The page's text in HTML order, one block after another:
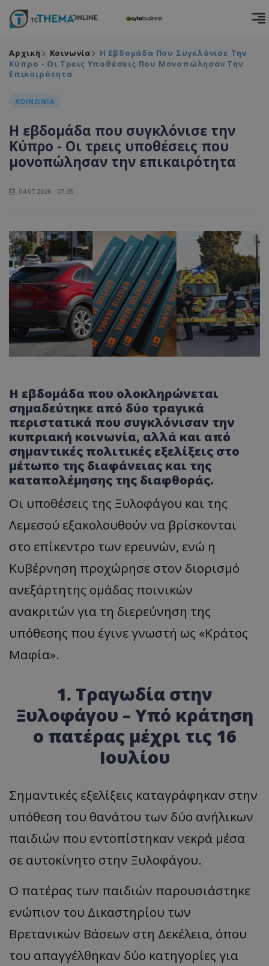
Αρχική Κοινωνία
Η Εβδομάδα Που Συγκλόνισε Την
Κύπρο - Οι Τρεις Υποθέσεις Που Μονοπώλησαν Την
Επικαιρότητα
ΚΟΙΝΩΝΙΑ
Η εβδομάδα που συγκλόνισε την
Κύπρο - Οι τρεις υποθέσεις που
μονοπώλησαν την επικαιρότητα
04.07.2026 - 07:35
Η εβδομάδα που ολοκληρώνεται
σημαδεύτηκε από δύο τραγικά
περιστατικά που συγκλόνισαν την
κυπριακή κοινωνία, αλλά και από
σημαντικές πολιτικές εξελίξεις στο
μέτωπο της διαφάνειας και της
καταπολέμησης της διαφθοράς.
Οι υποθέσεις της Ξυλοφάγου και της
Λεμεσού εξακολουθούν να βρίσκονται
στο επίκεντρο των ερευνών, ενώ η
Κυβέρνηση προχώρησε στον διορισμό
ανεξάρτητης ομάδας ποινικών
ανακριτών για τη διερεύνηση της
υπόθεσης που έγινε γνωστή ως «Κράτος
Μαφία».
1. Τραγωδία στην
Ξυλοφάγου – Υπό κράτηση
ο πατέρας μέχρι τις 16
Ιουλίου
Σημαντικές εξελίξεις καταγράφηκαν στην
υπόθεση του θανάτου των δύο ανήλικων
παιδιών που εντοπίστηκαν νεκρά μέσα
σε αυτοκίνητο στην Ξυλοφάγου.
Ο πατέρας των παιδιών παρουσιάστηκε
ενώπιον του Δικαστηρίου των
Βρετανικών Βάσεων στη Δεκέλεια, όπου
του απαγγέλθηκαν δύο κατηγορίες για